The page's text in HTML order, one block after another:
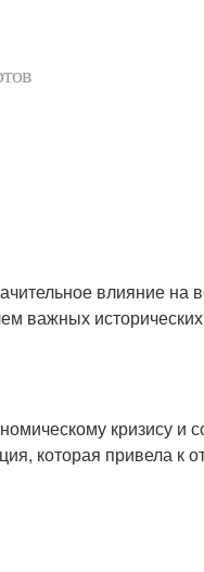
влияние на
важных
кризису и
которая привела к